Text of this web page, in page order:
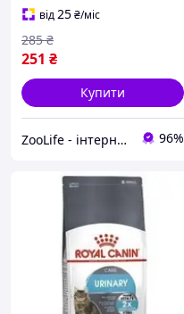
домашнім птахом
від25₴/міс
251 ₴
285 ₴
Купити
ZooLife - інтернет-магазин товарів для тварин 96%